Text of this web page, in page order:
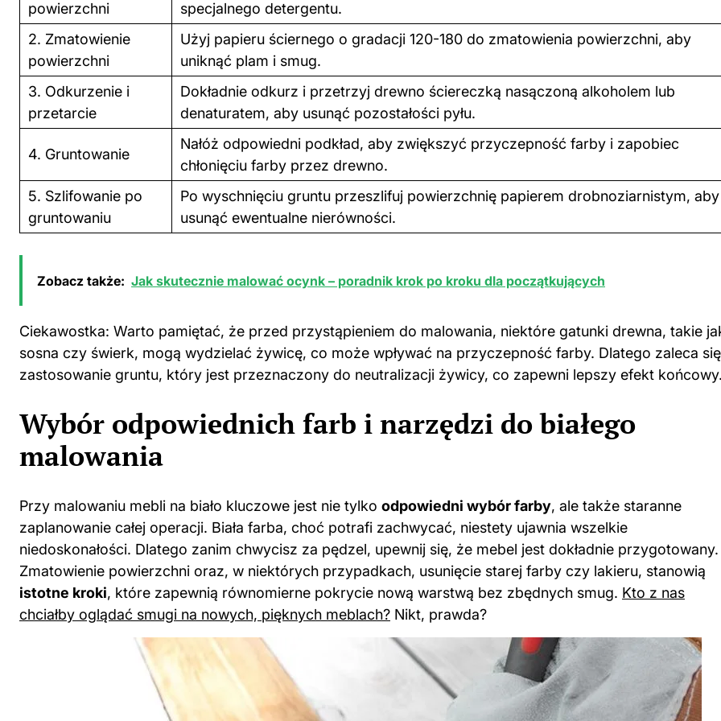
powierzchni
specjalnego detergentu.
2. Zmatowienie
powierzchni
Użyj papieru ściernego o gradacji 120-180 do zmatowienia powierzchni, aby
uniknąć plam i smug.
3. Odkurzenie i
przetarcie
Dokładnie odkurz i przetrzyj drewno ściereczką nasączoną alkoholem lub
denaturatem, aby usunąć pozostałości pyłu.
4. Gruntowanie
Nałóż odpowiedni podkład, aby zwiększyć przyczepność farby i zapobiec
chłonięciu farby przez drewno.
5. Szlifowanie po
gruntowaniu
Po wyschnięciu gruntu przeszlifuj powierzchnię papierem drobnoziarnistym, aby
usunąć ewentualne nierówności.
Zobacz także: Jak skutecznie malować ocynk – poradnik krok po kroku dla początkujących
Ciekawostka: Warto pamiętać, że przed przystąpieniem do malowania, niektóre gatunki drewna, takie
sosna czy świerk, mogą wydzielać żywicę, co może wpływać na przyczepność farby. Dlatego zaleca się
zastosowanie gruntu, który jest przeznaczony do neutralizacji żywicy, co zapewni lepszy efekt
Wybór odpowiednich farb i narzędzi do białego
malowania
Przy malowaniu mebli na biało kluczowe jest nie tylko odpowiedni wybór farby, ale także staranne
zaplanowanie całej operacji. Biała farba, choć potrafi zachwycać, niestety ujawnia wszelkie
niedoskonałości. Dlatego zanim chwycisz za pędzel, upewnij się, że mebel jest dokładnie przygotowany.
Zmatowienie powierzchni oraz, w niektórych przypadkach, usunięcie starej farby czy lakieru, stanowią
istotne kroki, które zapewnią równomierne pokrycie nową warstwą bez zbędnych smug. Kto z nas
chciałby oglądać smugi na nowych, pięknych meblach? Nikt, prawda?